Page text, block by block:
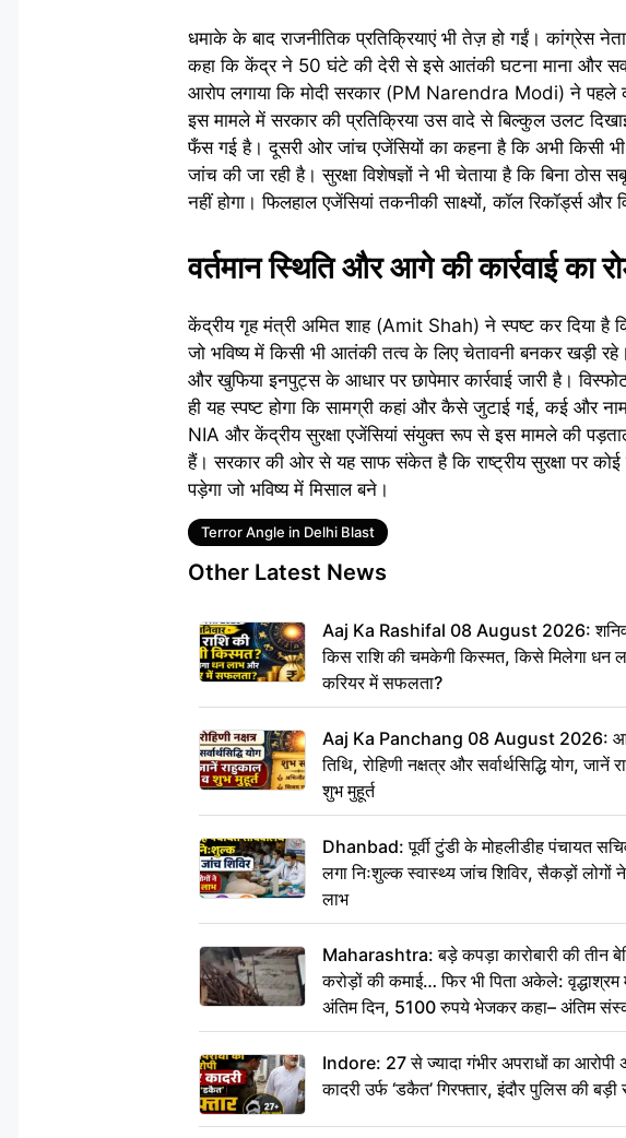
धमाके के बाद राजनीतिक प्रतिक्रियाएं भी तेज़ हो गईं। कांग्रेस
कहा कि केंद्र ने 50 घंटे की देरी से इसे आतंकी घटना माना और
आरोप लगाया कि मोदी सरकार (PM Narendra Modi) ने पहले
इस मामले में सरकार की प्रतिक्रिया उस वादे से बिल्कुल उलट
फँस गई है। दूसरी ओर जांच एजेंसियों का कहना है कि अभी किसी भी
जांच की जा रही है। सुरक्षा विशेषज्ञों ने भी चेताया है कि बिना
नहीं होगा। फिलहाल एजेंसियां तकनीकी साक्ष्यों, कॉल रिकॉर्ड्स
वर्तमान स्थिति और आगे की कार्रवाई का
केंद्रीय गृह मंत्री अमित शाह (Amit Shah) ने स्पष्ट कर दिया है
जो भविष्य में किसी भी आतंकी तत्व के लिए चेतावनी बनकर खड़ी
और खुफिया इनपुट्स के आधार पर छापेमार कार्रवाई जारी है।
ही यह स्पष्ट होगा कि सामग्री कहां और कैसे जुटाई गई, कई और
NIA और केंद्रीय सुरक्षा एजेंसियां संयुक्त रूप से इस मामले की
हैं। सरकार की ओर से यह साफ संकेत है कि राष्ट्रीय सुरक्षा पर कोई
पड़ेगा जो भविष्य में मिसाल बने।
Tags
Terror Angle in Delhi Blast
Other Latest News
Aaj Ka Rashifal 08 August 2026:
किस राशि की चमकेगी किस्मत, किसे मिलेगा धन
करियर में सफलता?
Aaj Ka Panchang 08 August 2026:
तिथि, रोहिणी नक्षत्र और सर्वार्थसिद्धि योग, जानें
शुभ मुहूर्त
Dhanbad: पूर्वी टुंडी के मोहलीडीह पंचायत
लगा निःशुल्क स्वास्थ्य जांच शिविर, सैकड़ों लोगों
लाभ
Maharashtra: बड़े कपड़ा कारोबारी की तीन
करोड़ों की कमाई… फिर भी पिता अकेले:
अंतिम दिन, 5100 रुपये भेजकर कहा– अंतिम
दीजिए हम नहीं आ पाएंगे
Indore: 27 से ज्यादा गंभीर अपराधों का आरोपी
कादरी उर्फ ‘डकैत’ गिरफ्तार, इंदौर पुलिस की